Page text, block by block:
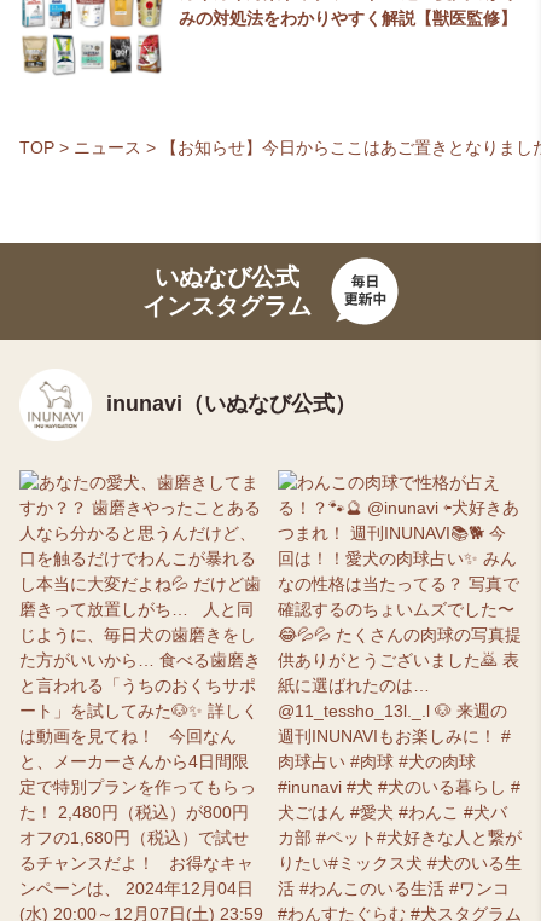
みの対処法をわかりやすく解説【獣医監修】
TOP > ニュース > 【お知らせ】今日からここはあご置きとなりま
いぬなび公式
インスタグラム
inunavi（いぬなび公式）